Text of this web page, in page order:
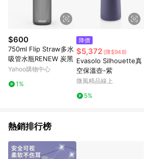
$600
750ml Flip Straw多水
吸管水瓶RENEW 炭黑
Yahoo購物中心
1%
降價
$5,372 (降$948)
Evasolo Silhouette真
空保溫壺-紫
微風精品線上
5%
熱銷排行榜